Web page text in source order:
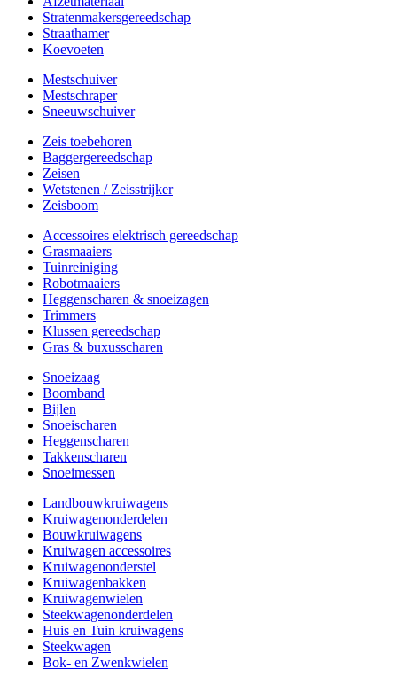
Stratenmakersgereedschap
Straathamer
Koevoeten
Mestschuiver
Mestschraper
Sneeuwschuiver
Zeis toebehoren
Baggergereedschap
Zeisen
Wetstenen / Zeisstrijker
Zeisboom
Accessoires elektrisch gereedschap
Grasmaaiers
Tuinreiniging
Robotmaaiers
Heggenscharen & snoeizagen
Trimmers
Klussen gereedschap
Gras & buxusscharen
Snoeizaag
Boomband
Bijlen
Snoeischaren
Heggenscharen
Takkenscharen
Snoeimessen
Landbouwkruiwagens
Kruiwagenonderdelen
Bouwkruiwagens
Kruiwagen accessoires
Kruiwagenonderstel
Kruiwagenbakken
Kruiwagenwielen
Steekwagenonderdelen
Huis en Tuin kruiwagens
Steekwagen
Bok- en Zwenkwielen